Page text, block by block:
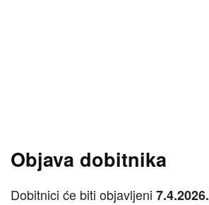
Objava dobitnika
Dobitnici će biti objavljeni 7.4.2026.